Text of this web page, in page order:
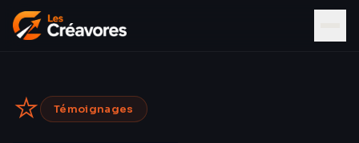
⭐ Témoignages